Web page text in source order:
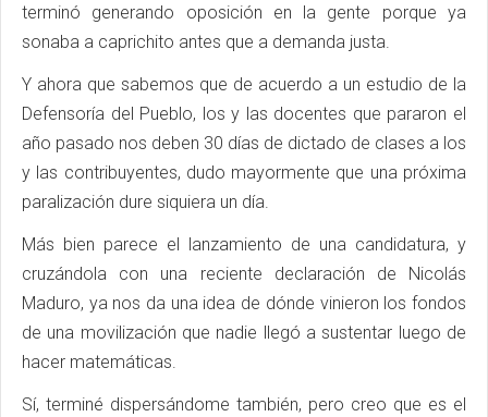
terminó generando oposición en la gente porque ya
sonaba a caprichito antes que a demanda justa.
Y ahora que sabemos que de acuerdo a un estudio de la
Defensoría del Pueblo, los y las docentes que pararon el
año pasado nos deben 30 días de dictado de clases a los
y las contribuyentes, dudo mayormente que una próxima
paralización dure siquiera un día.
Más bien parece el lanzamiento de una candidatura, y
cruzándola con una reciente declaración de Nicolás
Maduro, ya nos da una idea de dónde vinieron los fondos
de una movilización que nadie llegó a sustentar luego de
hacer matemáticas.
Sí, terminé dispersándome también, pero creo que es el